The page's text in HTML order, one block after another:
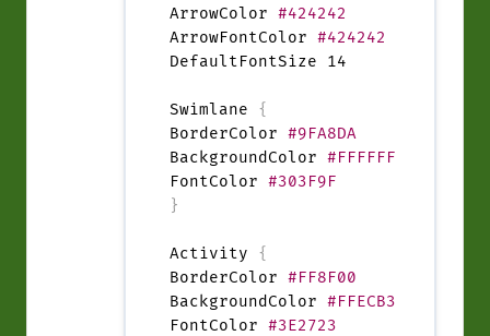
ArrowColor #424242
ArrowFontColor #424242
DefaultFontSize 14
Swimlane {
BorderColor #9FA8DA
BackgroundColor #FFFFFF
FontColor #303F9F
}
Activity {
BorderColor #FF8F00
BackgroundColor #FFECB3
FontColor #3E2723